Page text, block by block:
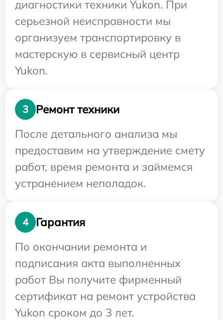
диагностики техники Yukon. При
серьезной неисправности мы
организуем транспортировку в
мастерскую в сервисный центр
Yukon.
3
Ремонт техники
После детального анализа мы
предоставим на утверждение смету
работ, время ремонта и займемся
устранением неполадок.
4
Гарантия
По окончании ремонта и
подписания акта выполненных
работ Вы получите фирменный
сертификат на ремонт устройства
Yukon сроком до 3 лет.